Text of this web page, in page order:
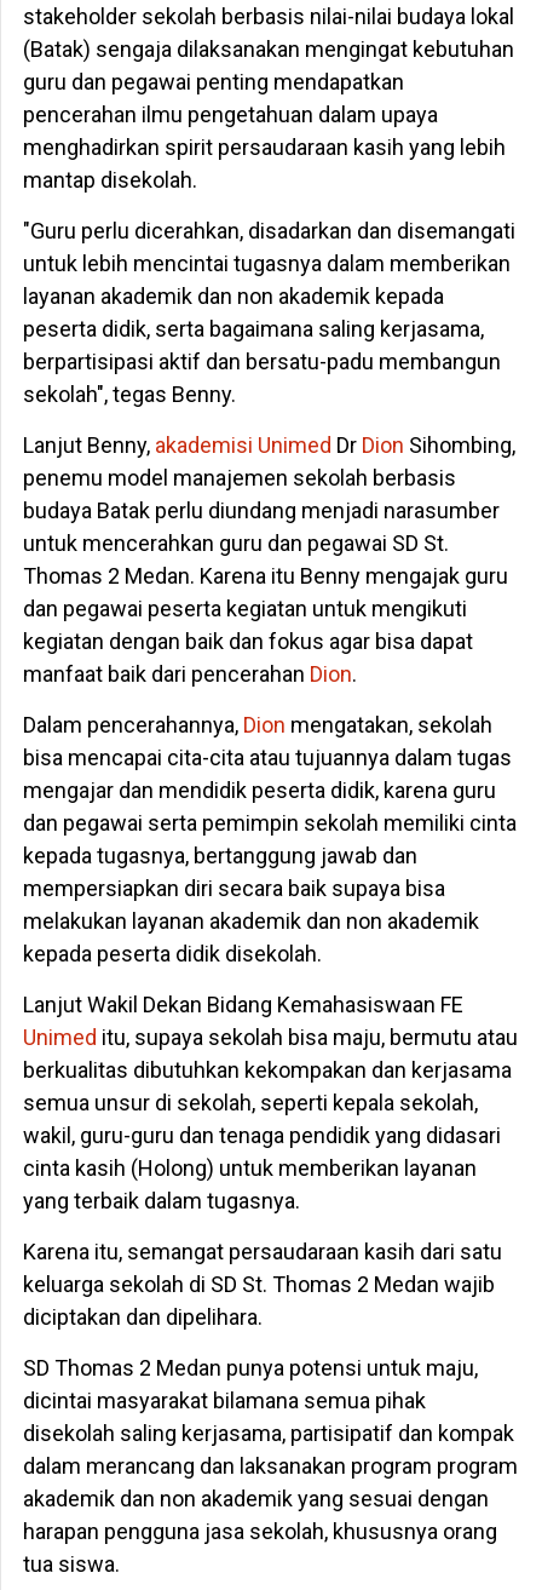
stakeholder sekolah berbasis nilai-nilai budaya lokal
(Batak) sengaja dilaksanakan mengingat kebutuhan
guru dan pegawai penting mendapatkan
pencerahan ilmu pengetahuan dalam upaya
menghadirkan spirit persaudaraan kasih yang lebih
mantap disekolah.
"Guru perlu dicerahkan, disadarkan dan disemangati
untuk lebih mencintai tugasnya dalam memberikan
layanan akademik dan non akademik kepada
peserta didik, serta bagaimana saling kerjasama,
berpartisipasi aktif dan bersatu-padu membangun
sekolah", tegas Benny.
Lanjut Benny,akademisi Unimed DrDion Sihombing,
penemu model manajemen sekolah berbasis
budaya Batak perlu diundang menjadi narasumber
untuk mencerahkan guru dan pegawai SD St.
Thomas 2 Medan. Karena itu Benny mengajak guru
dan pegawai peserta kegiatan untuk mengikuti
kegiatan dengan baik dan fokus agar bisa dapat
manfaat baik dari pencerahan Dion.
Dalam pencerahannya,Dion mengatakan, sekolah
bisa mencapai cita-cita atau tujuannya dalam tugas
mengajar dan mendidik peserta didik, karena guru
dan pegawai serta pemimpin sekolah memiliki cinta
kepada tugasnya, bertanggung jawab dan
mempersiapkan diri secara baik supaya bisa
melakukan layanan akademik dan non akademik
kepada peserta didik disekolah.
Lanjut Wakil Dekan Bidang Kemahasiswaan FE
Unimed itu, supaya sekolah bisa maju, bermutu atau
berkualitas dibutuhkan kekompakan dan kerjasama
semua unsur di sekolah, seperti kepala sekolah,
wakil, guru-guru dan tenaga pendidik yang didasari
cinta kasih (Holong) untuk memberikan layanan
yang terbaik dalam tugasnya.
Karena itu, semangat persaudaraan kasih dari satu
keluarga sekolah di SD St. Thomas 2 Medan wajib
diciptakan dan dipelihara.
SD Thomas 2 Medan punya potensi untuk maju,
dicintai masyarakat bilamana semua pihak
disekolah saling kerjasama, partisipatif dan kompak
dalam merancang dan laksanakan program program
akademik dan non akademik yang sesuai dengan
harapan pengguna jasa sekolah, khususnya orang
tua siswa.